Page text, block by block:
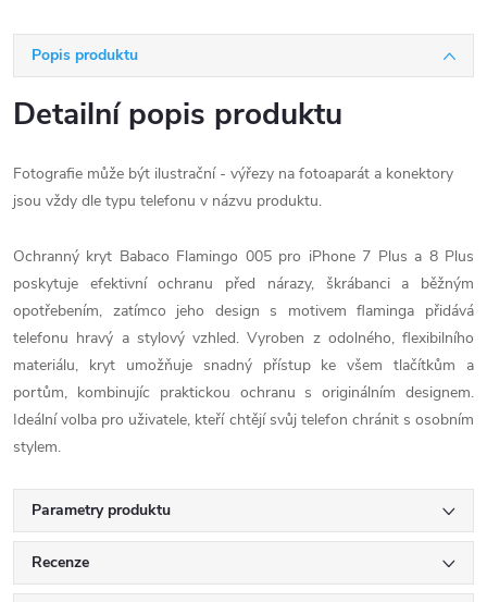
Popis produktu
Detailní popis produktu
Fotografie může být ilustrační - výřezy na fotoaparát a konektory
jsou vždy dle typu telefonu v názvu produktu.
Ochranný kryt Babaco Flamingo 005 pro iPhone 7 Plus a 8 Plus
poskytuje efektivní ochranu před nárazy, škrábanci a běžným
opotřebením, zatímco jeho design s motivem flaminga přidává
telefonu hravý a stylový vzhled. Vyroben z odolného, flexibilního
materiálu, kryt umožňuje snadný přístup ke všem tlačítkům a
portům, kombinujíc praktickou ochranu s originálním designem.
Ideální volba pro uživatele, kteří chtějí svůj telefon chránit s osobním
stylem.
Parametry produktu
Recenze